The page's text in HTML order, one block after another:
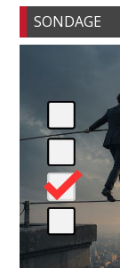
SONDAGE